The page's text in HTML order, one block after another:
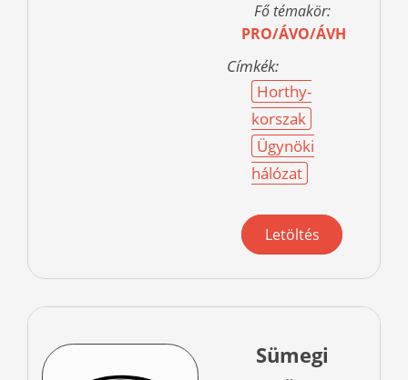
Fő témakör:
PRO/ÁVO/ÁVH
Címkék:
Horthy-
korszak
Ügynöki
hálózat
Letöltés
Sümegi